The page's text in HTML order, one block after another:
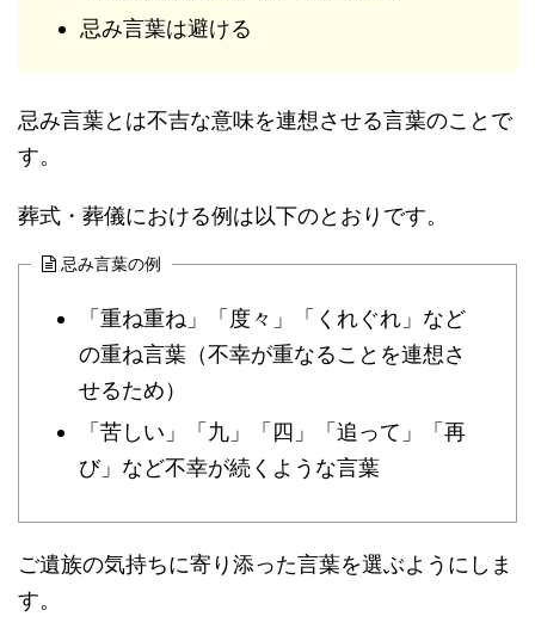
忌み言葉は避ける
忌み言葉とは不吉な意味を連想させる言葉のことで
す。
葬式・葬儀における例は以下のとおりです。
忌み言葉の例
「重ね重ね」「度々」「くれぐれ」など
の重ね言葉（不幸が重なることを連想さ
せるため）
「苦しい」「九」「四」「追って」「再
び」など不幸が続くような言葉
ご遺族の気持ちに寄り添った言葉を選ぶようにしま
す。